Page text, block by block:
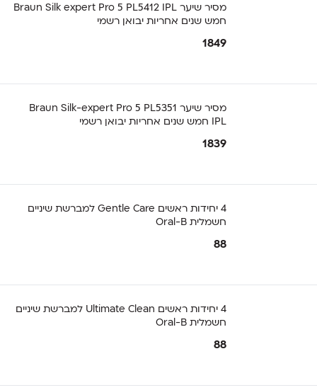
מסיר שיער Braun Silk expert Pro 5 PL5412 IPL
חמש שנים אחריות יבואן רשמי
1849
מסיר שיער Braun Silk-expert Pro 5 PL5351
IPL חמש שנים אחריות יבואן רשמי
1839
4 יחידות ראשים Gentle Care למברשת שיניים
חשמלית Oral-B
88
4 יחידות ראשים Ultimate Clean למברשת שיניים
חשמלית Oral-B
88